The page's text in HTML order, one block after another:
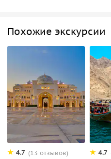
Похожие экскурсии
4.7 (13 отзывов) 4.7